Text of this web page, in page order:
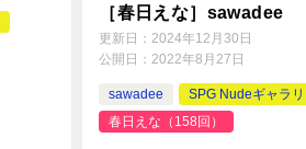
［春日えな］sawadee
更新日： 2024年12月30日
公開日： 2022年8月27日
sawadee
SPG Nudeギャラ
春日えな（158回）